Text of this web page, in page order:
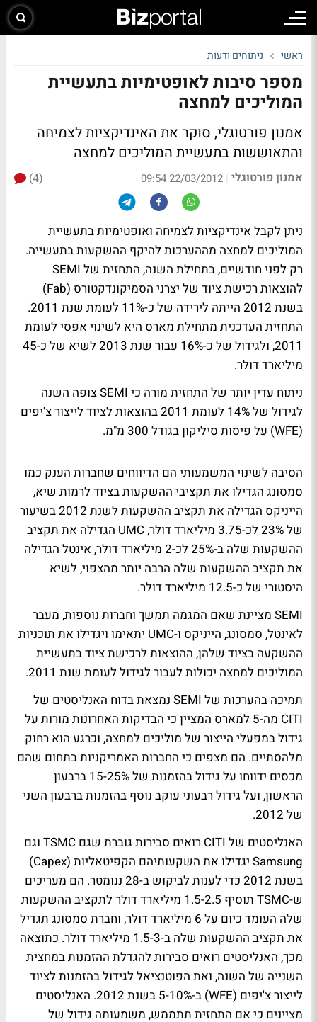
ראשי ניתוחים ודעות
מספר סיבות לאופטימיות בתעשיית
המוליכים למחצה
אמנון פורטוגלי, סוקר את האינדיקציות לצמיחה
והתאוששות בתעשיית המוליכים למחצה
אמנון פורטוגלי |
22/03/2012 09:54
(4)
ניתן לקבל אינדיקציות לצמיחה ואופטימיות בתעשיית
המוליכים למחצה מההערכות להיקף ההשקעות בתעשייה.
רק לפני חודשיים, בתחילת השנה, התחזית של SEMI
להוצאות רכישת ציוד של יצרני הסמיקונדקטורס (Fab)
בשנת 2012 הייתה לירידה של כ-11% לעומת שנת 2011.
התחזית העדכנית מתחילת מארס היא לשינוי אפסי לעומת
2011, ולגידול של כ-16% עבור שנת 2013 לשיא של כ-45
מיליארד דולר.
ניתוח עדין יותר של התחזית מורה כי SEMI צופה השנה
לגידול של 14% לעומת 2011 בהוצאות לציוד לייצור צ'יפים
(WFE) על פיסות סיליקון בגודל 300 מ"מ.
הסיבה לשינוי המשמעותי הם הדיווחים שחברות הענק כמו
סמסונג הגדילו את תקציבי ההשקעות בציוד לרמות שיא,
הייניקס הגדילה את תקציב ההשקעות לשנת 2012 בשיעור
של 23% לכ-3.75 מיליארד דולר, UMC הגדילה את תקציב
ההשקעות שלה ב-25% לכ-2 מיליארד דולר, אינטל הגדילה
את תקציב ההשקעות שלה הרבה יותר מהצפוי, לשיא
היסטורי של כ-12.5 מיליארד דולר.
SEMI מציינת שאם המגמה תמשך וחברות נוספות, מעבר
לאינטל, סמסונג, הייניקס ו-UMC יתאימו ויגדילו את תוכניות
ההשקעה בציוד שלהן, ההוצאות לרכישת ציוד בתעשיית
המוליכים למחצה יכולות לעבור לגידול לעומת שנת 2011.
תמיכה בהערכות של SEMI נמצאת בדוח האנליסטים של
CITI מה-5 למארס המציין כי הבדיקות האחרונות מורות על
גידול במפעלי הייצור של מוליכים למחצה, וכרגע הוא רחוק
מלהסתיים. הם מצפים כי החברות האמריקניות בתחום שהם
מכסים ידווחו על גידול בהזמנות של 15-25% ברבעון
הראשון, ועל גידול רבעוני עוקב נוסף בהזמנות ברבעון השני
של 2012.
האנליסטים של CITI רואים סבירות גוברת שגם TSMC וגם
Samsung יגדילו את השקעותיהם הקפיטאליות (Capex)
בשנת 2012 כדי לענות לביקוש ב-28 ננומטר. הם מעריכים
ש-TSMC תוסיף 1.5-2.5 מיליארד דולר לתקציב ההשקעות
שלה העומד כיום על 6 מיליארד דולר, וחברת סמסונג תגדיל
את תקציב ההשקעות שלה ב-1.5-3 מיליארד דולר. כתוצאה
מכך, האנליסטים רואים סבירות להגדלת ההזמנות במחצית
השנייה של השנה, ואת הפוטנציאל לגידול בהזמנות לציוד
לייצור צ'יפים (WFE) ב-5-10% בשנת 2012. האנליסטים
מציינים כי אם התחזית תתממש, משמעותה גידול של